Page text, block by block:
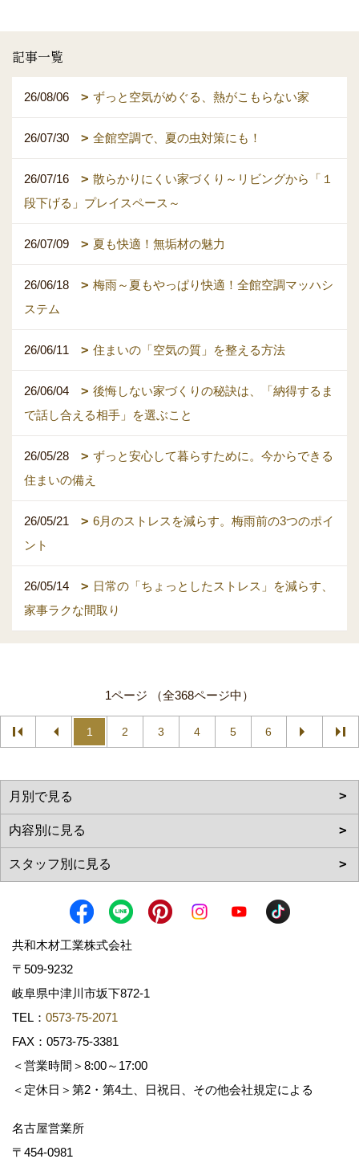
記事一覧
26/08/06 ずっと空気がめぐる、熱がこもらない家
26/07/30 全館空調で、夏の虫対策にも！
26/07/16
散らかりにくい家づくり～リビングから「１
段下げる」プレイスペース～
26/07/09 夏も快適！無垢材の魅力
26/06/18
梅雨～夏もやっぱり快適！全館空調マッハシ
ステム
26/06/11 住まいの「空気の質」を整える方法
26/06/04
後悔しない家づくりの秘訣は、「納得するま
で話し合える相手」を選ぶこと
26/05/28
ずっと安心して暮らすために。今からできる
住まいの備え
26/05/21
6月のストレスを減らす。梅雨前の3つのポイ
ント
26/05/14
日常の「ちょっとしたストレス」を減らす、
家事ラクな間取り
1ページ （全368ページ中）
1 2 3 4 5 6
共和木材工業株式会社
〒509-9232
岐阜県中津川市坂下872‐1
TEL： 0573-75-2071
FAX：0573-75-3381
＜営業時間＞8:00～17:00
＜定休日＞第2・第4土、日祝日、その他会社規定による
名古屋営業所
〒454-0981